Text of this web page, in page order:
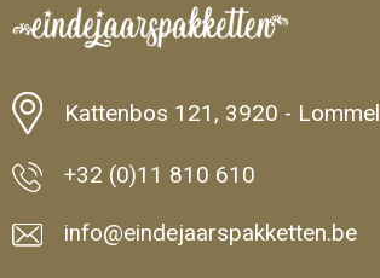
Kattenbos 121, 3920 - Lommel
+32 (0)11 810 610
info@eindejaarspakketten.be